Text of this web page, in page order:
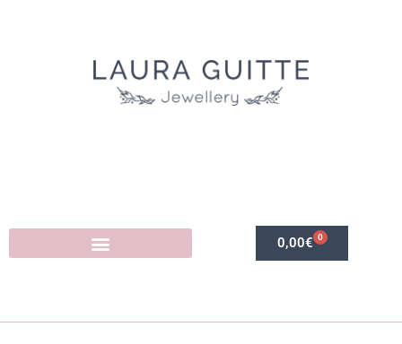
0,00€ 0